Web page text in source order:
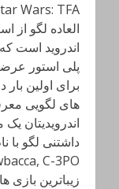
اندروید است
پلی استور
برای اولین
های لگویی
اندرویدیتان
زیباترین بازی